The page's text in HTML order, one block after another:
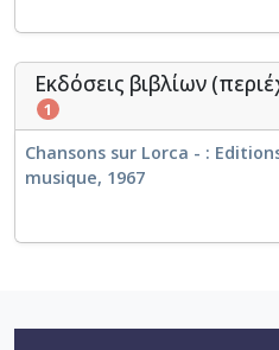
Εκδόσεις βιβλίων
1
Chansons sur Lorca - :
musique, 1967